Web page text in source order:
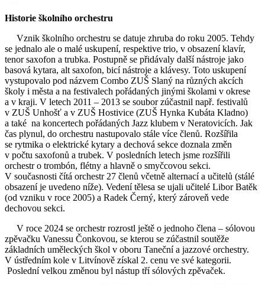
Historie školního orchestru
Vznik školního orchestru se datuje zhruba do roku 2005. Tehdy
se jednalo ale o malé uskupení, respektive trio, v obsazení klavír,
tenor saxofon a trubka. Postupně se přidávaly další nástroje jako
basová kytara, alt saxofon, bicí nástroje a klávesy. Toto uskupení
vystupovalo pod názvem Combo ZUŠ Slaný na různých akcích
školy i města a na festivalech pořádaných jinými školami v okrese
a v kraji. V letech 2011 – 2013 se soubor zúčastnil např. festivalů
v ZUŠ Unhošť a v ZUŠ Hostivice (ZUŠ Hynka Kubáta Kladno)
a také na koncertech pořádaných Jazz klubem v Neratovicích. Jak
čas plynul, do orchestru nastupovalo stále více členů. Rozšířila
se rytmika o elektrické kytary a dechová sekce doznala změn
v počtu saxofonů a trubek. V posledních letech jsme rozšířili
orchestr o trombón, flétny a hlavně o smyčcovou sekci.
V současnosti čítá orchestr 27 členů včetně alternací a učitelů (stálé
obsazení je uvedeno níže). Vedení tělesa se ujali učitelé Libor Batěk
(od vzniku v roce 2005) a Radek Černý, který zároveň vede
dechovou sekci.
V roce 2024 se orchestr rozrostl ještě o jednoho člena – sólovou
zpěvačku Vanessu Čonkovou, se kterou se zúčastnil soutěže
základních uměleckých škol v oboru Taneční a jazzové orchestry.
V ústředním kole v Litvínově získal 2. cenu ve své kategorii.
Poslední velkou změnou byl nástup tří sólových zpěvaček.